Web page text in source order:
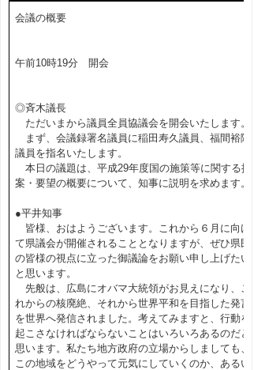
会議の概要
午前10時19分 開会
◎斉木議長
ただいまから議員全員協議会を開会いたします。
まず、会議録署名議員に稲田寿久議員、福間裕隆
議員を指名いたします。
本日の議題は、平成29年度国の施策等に関する提
案・要望の概要について、知事に説明を求めます。
●平井知事
皆様、おはようございます。これから６月に向け
て県議会が開催されることとなりますが、ぜひ県民
の皆様の視点に立った御議論をお願い申し上げたい
と思います。
先般は、広島にオバマ大統領がお見えになり、こ
れからの核廃絶、それから世界平和を目指した発言
を世界へ発信されました。考えてみますと、行動を
起こさなければならないことはいろいろあるのだと
思います。私たち地方政府の立場からしましても、
この地域をどうやって元気にしていくのか、あるい